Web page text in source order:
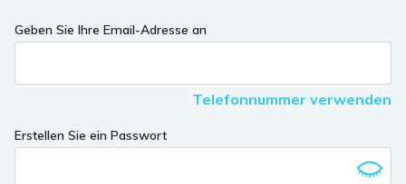
If
a
ignore
this
Geben Sie Ihre Email-Adresse an
Telefonnummer verwenden
Erstellen Sie ein Passwort